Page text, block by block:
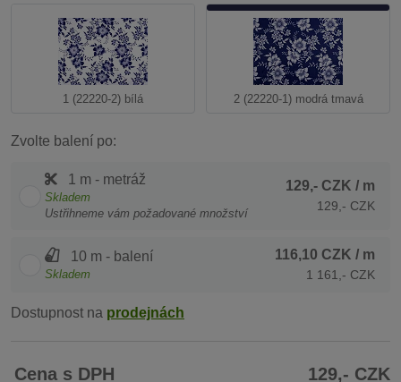
1 (22220-2) bílá 2 (22220-1) modrá tmavá
Zvolte balení po:
1 m - metráž
Skladem
Ustřihneme vám požadované množství
129,- CZK / m
129,- CZK
10 m - balení
Skladem
116,10 CZK / m
1 161,- CZK
Dostupnost na prodejnách
Cena s DPH 129,- CZK